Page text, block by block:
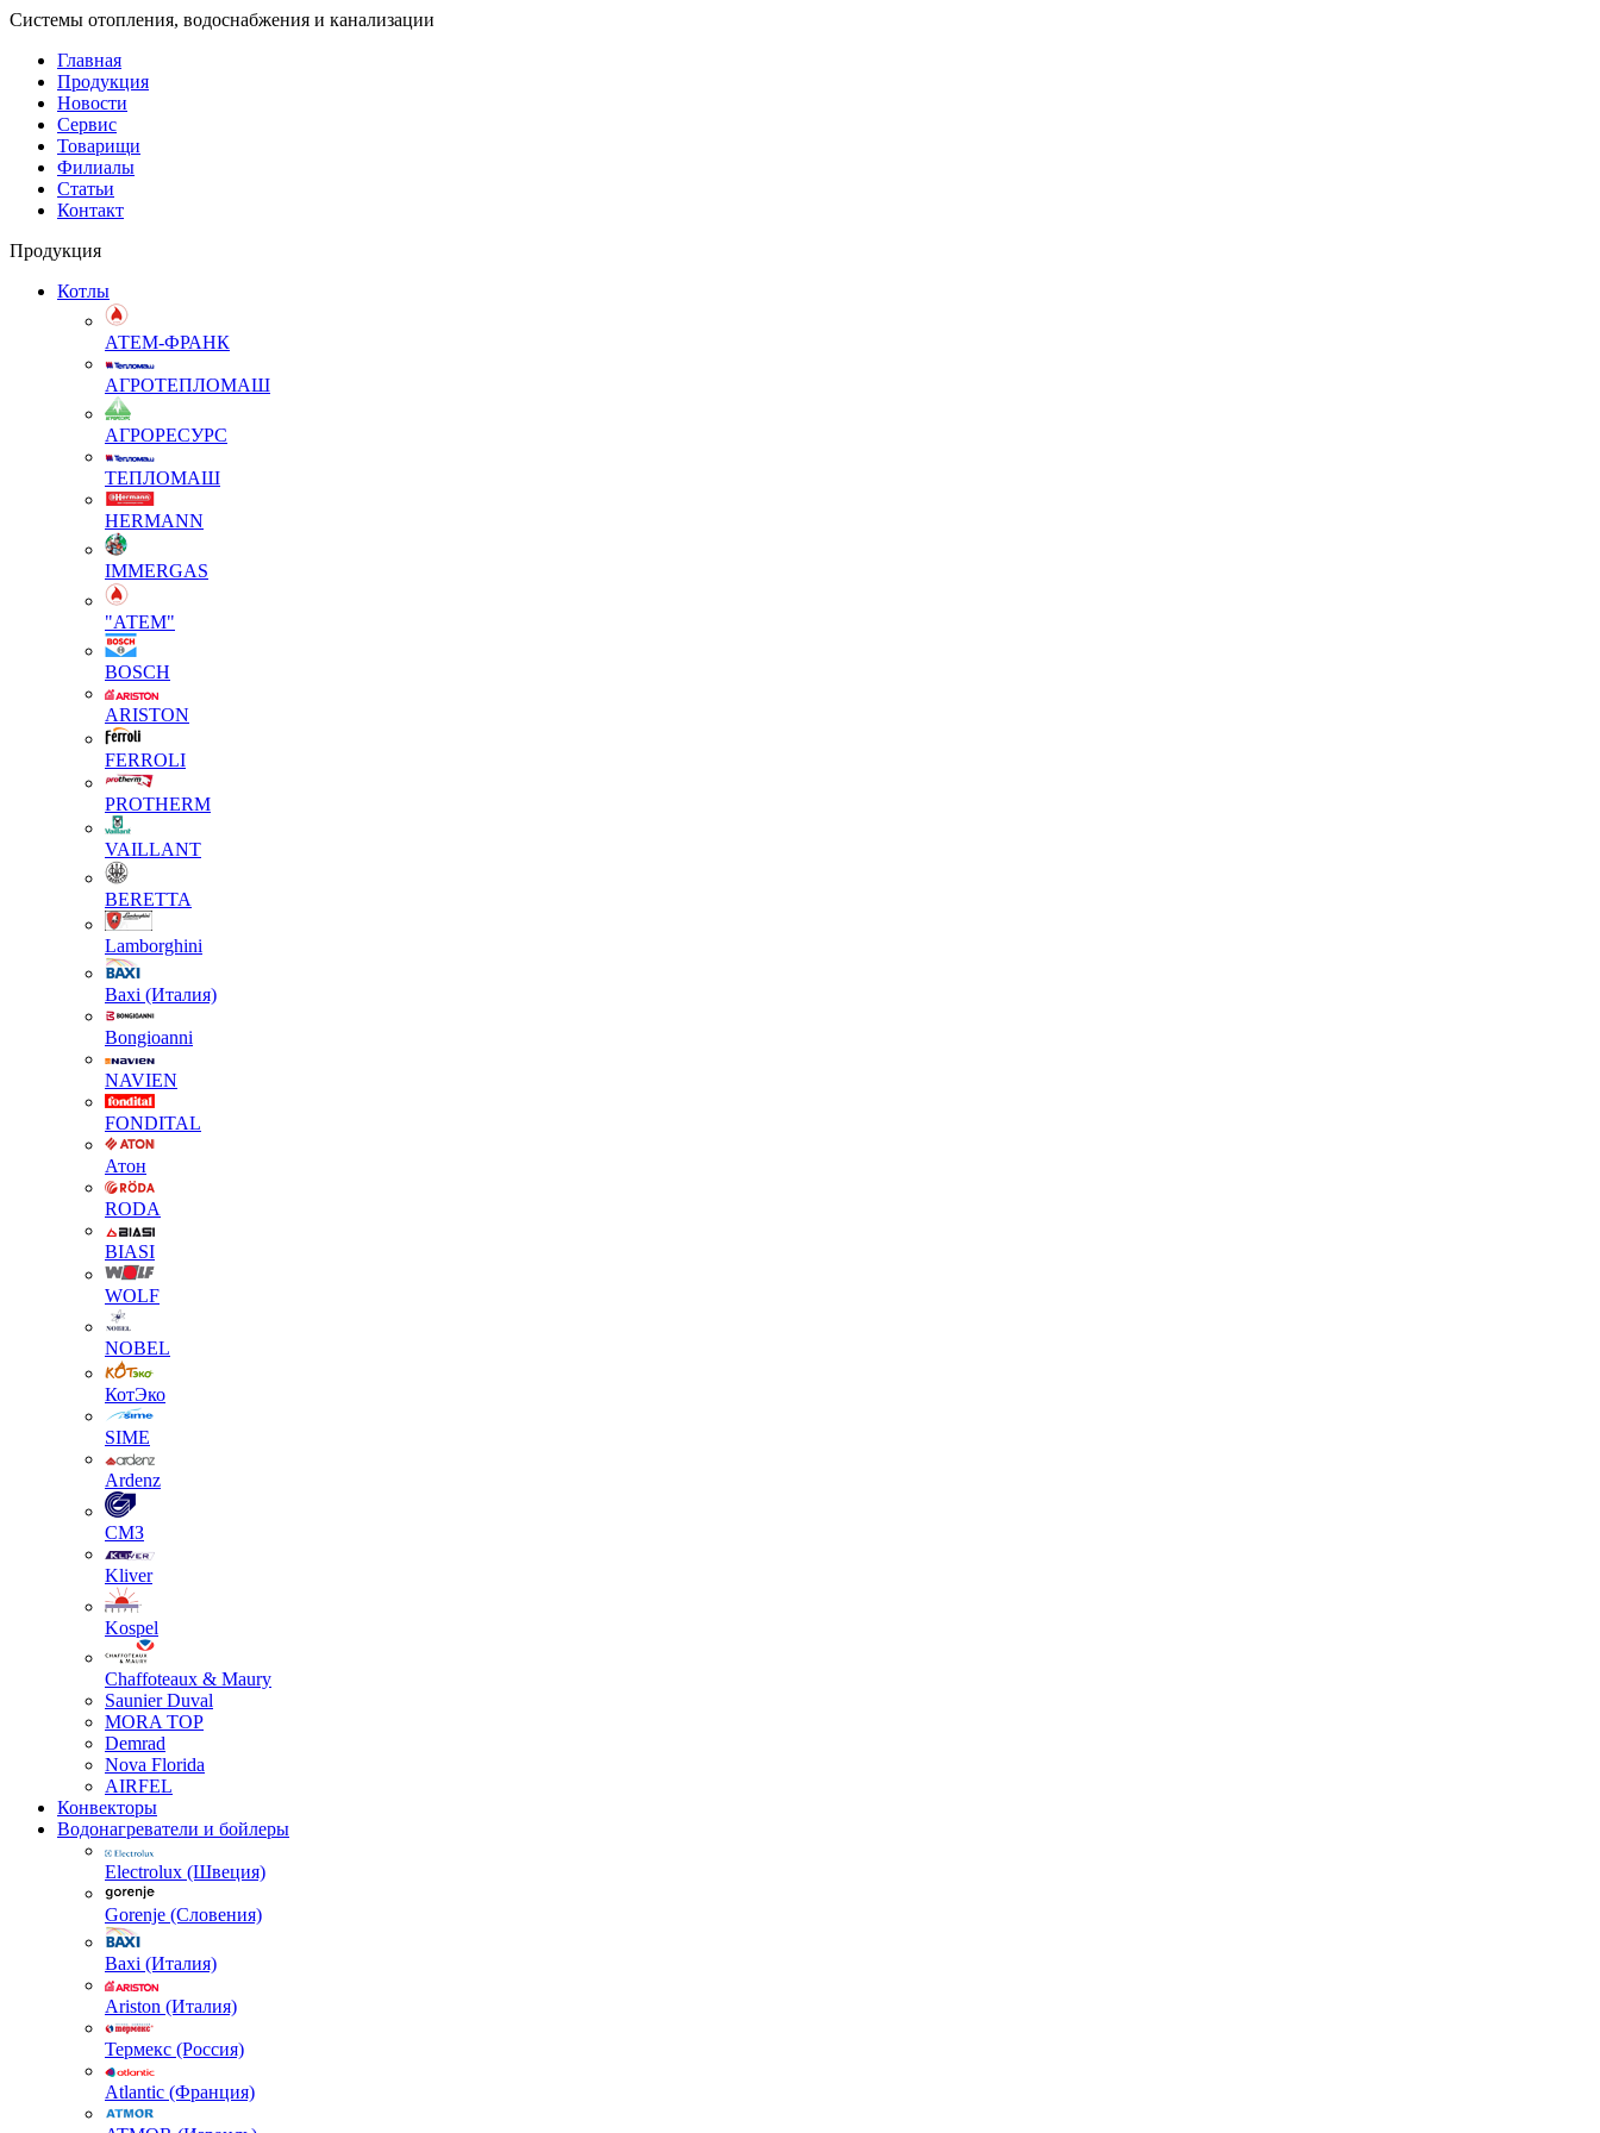
Системы отопления, водоснабжения и канализации
Главная
Продукция
Новости
Сервис
Товарищи
Филиалы
Статьи
Контакт
Продукция
Котлы
АТЕМ-ФРАНК
АГРОТЕПЛОМАШ
АГРОРЕСУРС
ТЕПЛОМАШ
HERMANN
IMMERGAS
"АТЕМ"
BOSCH
ARISTON
FERROLI
PROTHERM
VAILLANT
BERETTA
Lamborghini
Baxi (Италия)
Вongioanni
NAVIEN
FONDITAL
Атон
RODA
BIASI
WOLF
NOBEL
КотЭко
SIME
Ardenz
СМЗ
Kliver
Kospel
Chaffoteaux & Maury
Saunier Duval
MORA TOP
Demrad
Nova Florida
AIRFEL
Конвекторы
Водонагреватели и бойлеры
Electrolux (Швеция)
Gorenje (Словения)
Baxi (Италия)
Ariston (Италия)
Термекс (Россия)
Atlantic (Франция)